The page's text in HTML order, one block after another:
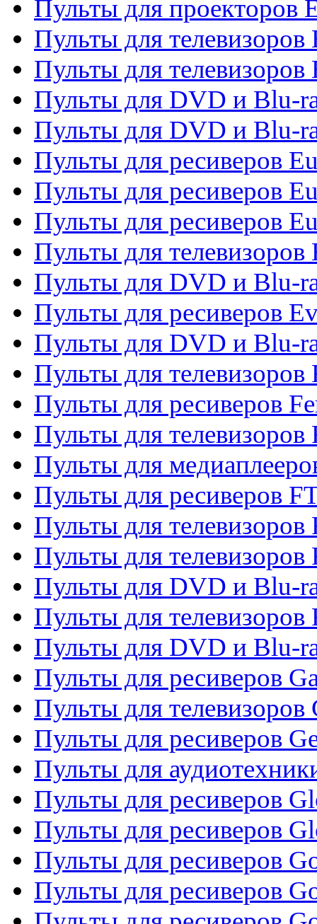
Пульты для проекторов
Пульты для телевизоров
Пульты для телевизоров
Пульты для DVD и Blu-
Пульты для DVD и Blu-
Пульты для ресиверов
Пульты для ресиверов
Пульты для ресиверов
Пульты для телевизоров
Пульты для DVD и Blu-
Пульты для ресиверов
Пульты для DVD и Blu-
Пульты для телевизоров
Пульты для ресиверов
Пульты для
Пульты для
Пульты для ресиверов
Пульты для телевизоров
Пульты для телевизоров
Пульты для DVD и Blu-
Пульты для телевизоров
Пульты для DVD и Blu-
Пульты для ресиверов
Пульты для телевизоров
Пульты для ресиверов
Пульты для
Пульты для ресиверов
Пульты для ресиверов
Пульты для ресиверов
Пульты для ресиверов